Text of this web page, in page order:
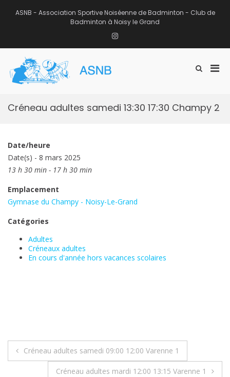
ASNB - Association Sportive Noiséenne de Badminton - Club de
Badminton à Noisy le Grand
Instagram
Afficher
recherche
Créneau adultes samedi 13:30 17:30 Champy 2
Date/heure
Date(s) - 8 mars 2025
13 h 30 min - 17 h 30 min
Emplacement
Gymnase du Champy - Noisy-Le-Grand
Catégories
Adultes
Créneaux adultes
En cours d'année hors vacances scolaires
Navigation
Créneau adultes samedi 09:00 12:00 Varenne 1
Créneau adultes mardi 12:00 13:15 Varenne 1